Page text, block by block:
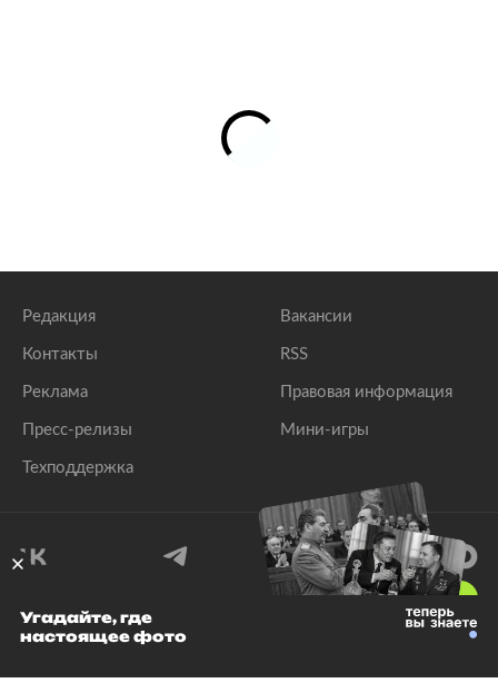
Редакция
Контакты
Реклама
Пресс-релизы
Техподдержка
Вакансии
RSS
Правовая информация
Мини-игры
© 1999–2026 Все права защищены.
Угадайте, где
настоящее фото